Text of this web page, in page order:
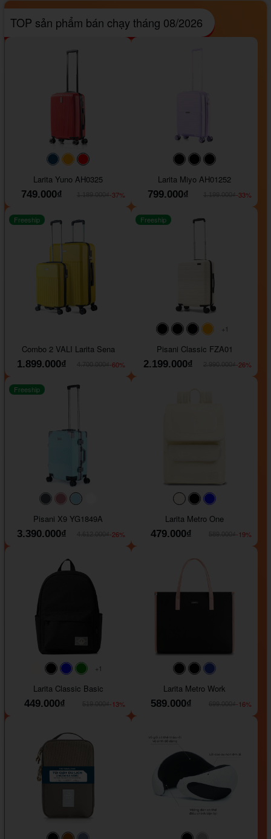
TOP sản phẩm bán chạy tháng 08/2026
#093f69#ffa500
Larita Yuno AH0325
749.000₫
-37%
#000000#000000
Larita Miyo AH01252
799.000₫
-33%
Freeship
Combo 2 VALI Larita Sena
1.899.000₫
-60%
#000000#000000
#000000
#ffa500
+1
Freeship
Pisani Classic FZA01
2.199.000₫
-26%
#40454a#b76e79
#9ad8e7
Freeship
Pisani X9 YG1849A
3.390.000₫
-26%
#faf0e6#000000
Larita Metro One
479.000₫
-19%
#faf0e6
#000000#0000FF#008000
+1
Larita Classic Basic
449.000₫
-13%
#000000#000000
Larita Metro Work
589.000₫
-16%